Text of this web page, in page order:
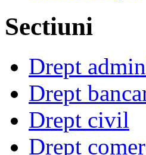
Sectiuni
Drept
Drept
Drept civil
Drept